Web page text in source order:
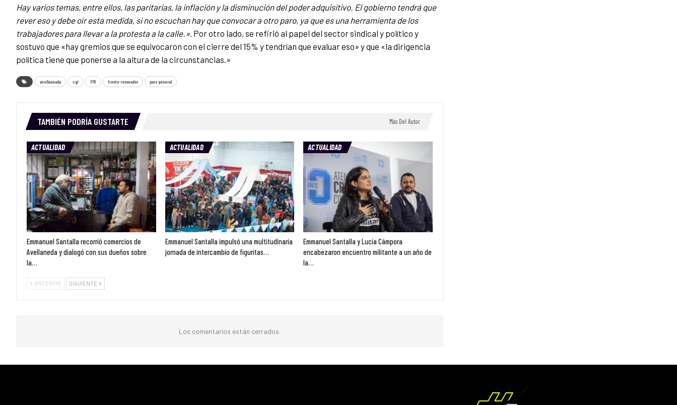
Hay varios temas, entre ellos, las paritarias, la inflación y la disminución del poder adquisitivo. El gobierno tendrá que
rever eso y debe oír esta medida, si no escuchan hay que convocar a otro paro, ya que es una herramienta de los
trabajadores para llevar a la protesta a la calle.». Por otro lado, se refirió al papel del sector sindical y político y
sostuvo que «hay gremios que se equivocaron con el cierre del 15% y tendrían que evaluar eso» y que «la dirigencia
política tiene que ponerse a la altura de la circunstancias.»
avellaneada cgt FMI frente renovador paro general
TAMBIÉN PODRÍA GUSTARTE Más Del Autor
ACTUALIDAD
Emmanuel Santalla recorrió comercios de
Avellaneda y dialogó con sus dueños sobre
la…
ACTUALIDAD
Emmanuel Santalla impulsó una multitudinaria
jornada de intercambio de figuritas…
ACTUALIDAD
Emmanuel Santalla y Lucía Cámpora
encabezaron encuentro militante a un año de
la…
ANTERIOR SIGUIENTE
Los comentarios están cerrados.